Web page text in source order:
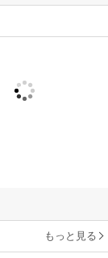
もっと見る